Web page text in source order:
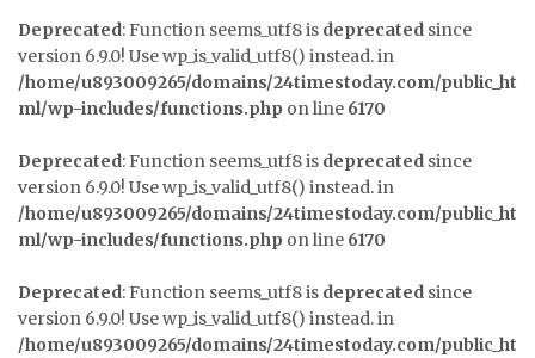
Deprecated: Function seems_utf8 is deprecated since
version 6.9.0! Use wp_is_valid_utf8() instead. in
/home/u893009265/domains/24timestoday.com/public_ht
ml/wp-includes/functions.php on line 6170
Deprecated: Function seems_utf8 is deprecated since
version 6.9.0! Use wp_is_valid_utf8() instead. in
/home/u893009265/domains/24timestoday.com/public_ht
ml/wp-includes/functions.php on line 6170
Deprecated: Function seems_utf8 is deprecated since
version 6.9.0! Use wp_is_valid_utf8() instead. in
/home/u893009265/domains/24timestoday.com/public_ht